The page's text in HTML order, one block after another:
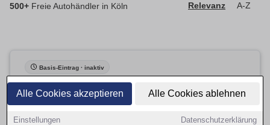
Alle Cookies akzeptieren Alle Cookies ablehnen
Einstellungen Datenschutzerklärung
500+ Freie Autohändler in Köln Relevanz A-Z
Basis-Eintrag · inaktiv